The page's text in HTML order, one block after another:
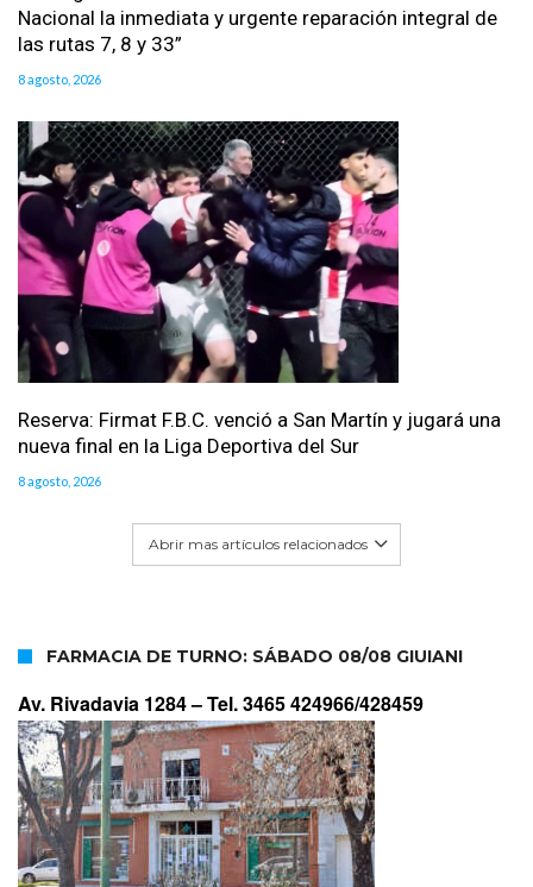
Nacional la inmediata y urgente reparación integral de
las rutas 7, 8 y 33”
8 agosto, 2026
Reserva: Firmat F.B.C. venció a San Martín y jugará una
nueva final en la Liga Deportiva del Sur
8 agosto, 2026
Abrir mas artículos relacionados
FARMACIA DE TURNO: SÁBADO 08/08 GIUIANI
Av. Rivadavia 1284 –Tel. 3465 424966/428459